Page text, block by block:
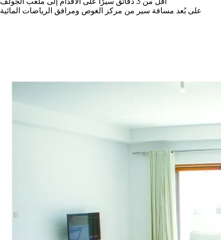
على بُعد مسافة سير من مركز الغوص ومرافق الرياضات المائية